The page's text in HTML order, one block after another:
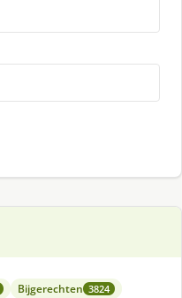
Bijgerechten 3824